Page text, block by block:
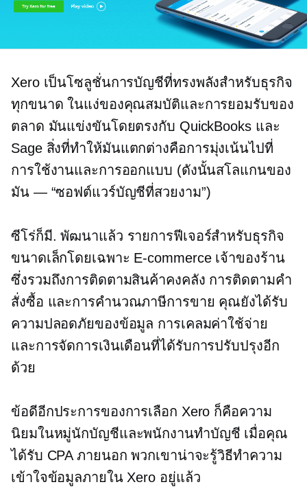
Xero เป็นโซลูชั่นการบัญชีที่ทรงพลังสำหรับธุรกิจ
ทุกขนาด ในแง่ของคุณสมบัติและการยอมรับของ
ตลาด มันแข่งขันโดยตรงกับ QuickBooks และ
Sage สิ่งที่ทำให้มันแตกต่างคือการมุ่งเน้นไปที่
การใช้งานและการออกแบบ (ดังนั้นสโลแกนของ
มัน — “ซอฟต์แวร์บัญชีที่สวยงาม”)
ซีโร่ก็มี.พัฒนาแล้ว รายการฟีเจอร์สำหรับธุรกิจ
ขนาดเล็กโดยเฉพาะ E-commerceเจ้าของร้าน
ซึ่งรวมถึงการติดตามสินค้าคงคลัง การติดตามคำ
สั่งซื้อ และการคำนวณภาษีการขาย คุณยังได้รับ
ความปลอดภัยของข้อมูล การเคลมค่าใช้จ่าย
และการจัดการเงินเดือนที่ได้รับการปรับปรุงอีก
ด้วย
ข้อดีอีกประการของการเลือก Xero ก็คือความ
นิยมในหมู่นักบัญชีและพนักงานทำบัญชี เมื่อคุณ
ได้รับ CPA ภายนอก พวกเขาน่าจะรู้วิธีทำความ
เข้าใจข้อมูลภายใน Xero อยู่แล้ว